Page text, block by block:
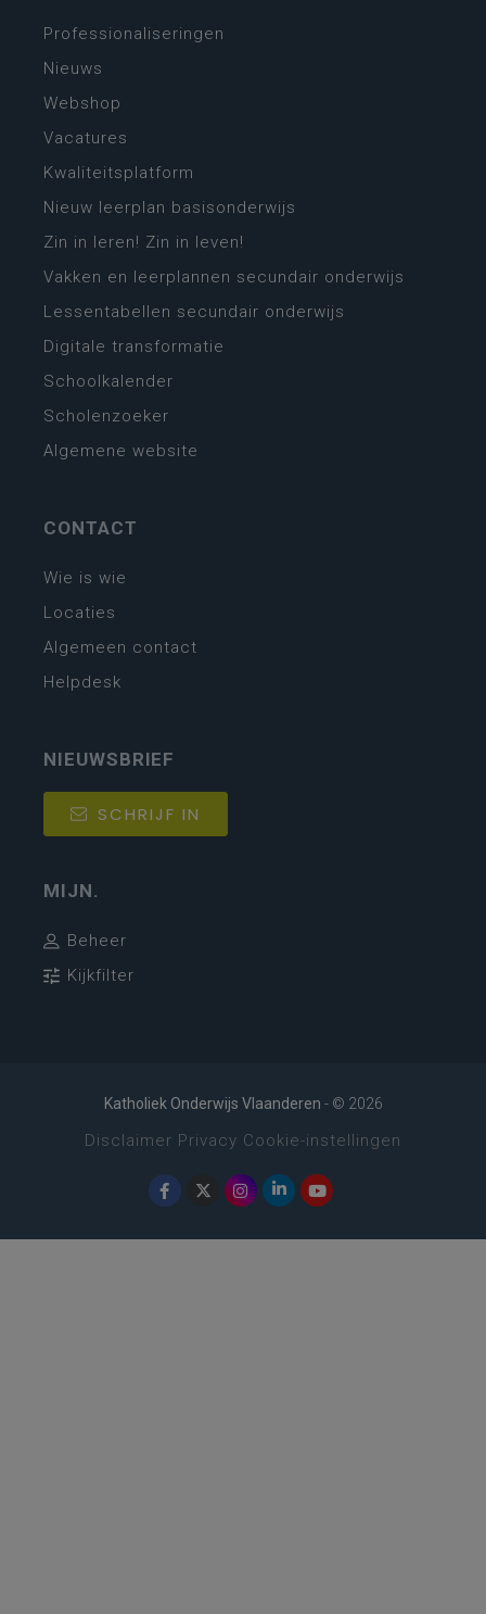
Professionaliseringen
Nieuws
Webshop
Vacatures
Kwaliteitsplatform
Nieuw leerplan basisonderwijs
Zin in leren! Zin in leven!
Vakken en leerplannen secundair onderwijs
Lessentabellen secundair onderwijs
Digitale transformatie
Schoolkalender
Scholenzoeker
Algemene website
CONTACT
Wie is wie
Locaties
Algemeen contact
Helpdesk
NIEUWSBRIEF
SCHRIJF IN
MIJN.
Beheer
Kijkfilter
Katholiek Onderwijs Vlaanderen - © 2026
Disclaimer Privacy Cookie-instellingen